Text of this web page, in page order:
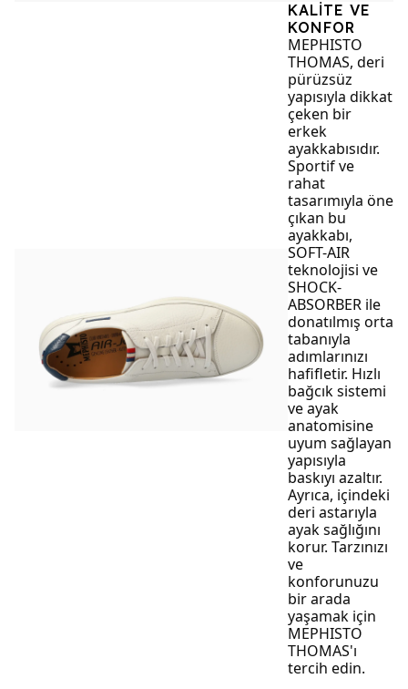
KALİTE VE
KONFOR
MEPHISTO
THOMAS, deri
pürüzsüz
yapısıyla dikkat
çeken bir
erkek
ayakkabısıdır.
Sportif ve
rahat
tasarımıyla öne
çıkan bu
ayakkabı,
SOFT-AIR
teknolojisi ve
SHOCK-
ABSORBER ile
donatılmış orta
tabanıyla
adımlarınızı
hafifletir. Hızlı
bağcık sistemi
ve ayak
anatomisine
uyum sağlayan
yapısıyla
baskıyı azaltır.
Ayrıca, içindeki
deri astarıyla
ayak sağlığını
korur. Tarzınızı
ve
konforunuzu
bir arada
yaşamak için
MEPHISTO
THOMAS'ı
tercih edin.